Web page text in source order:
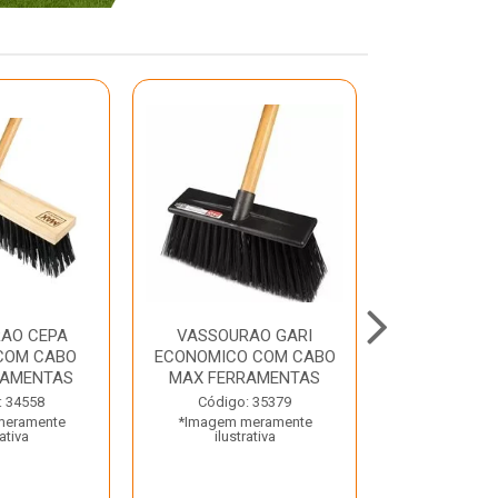
CEPA
CABO
34558
VASSOURAO GARI
ECONOMICO COM CABO
MAX FERRAMENTAS
Código: 35379
*Imagem meramente
ilustrativa